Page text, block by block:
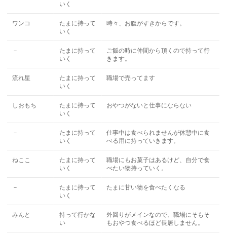
いく
ワンコ
たまに持って
いく
時々、お腹がすきからです。
－
たまに持って
いく
ご飯の時に仲間から頂くので持って行
きます。
流れ星
たまに持って
いく
職場で売ってます
しおもち
たまに持って
いく
おやつがないと仕事にならない
－
たまに持って
いく
仕事中は食べられませんが休憩中に食
べる用に持っていきます。
ねここ
たまに持って
いく
職場にもお菓子はあるけど、自分で食
べたい物持っていく。
－
たまに持って
いく
たまに甘い物を食べたくなる
みんと
持って行かな
い
外回りがメインなので、職場にそもそ
もおやつ食べるほど長居しません。